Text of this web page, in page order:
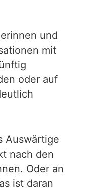
und
mit
oder auf
Auswärtige
nach den
Oder an
ist daran